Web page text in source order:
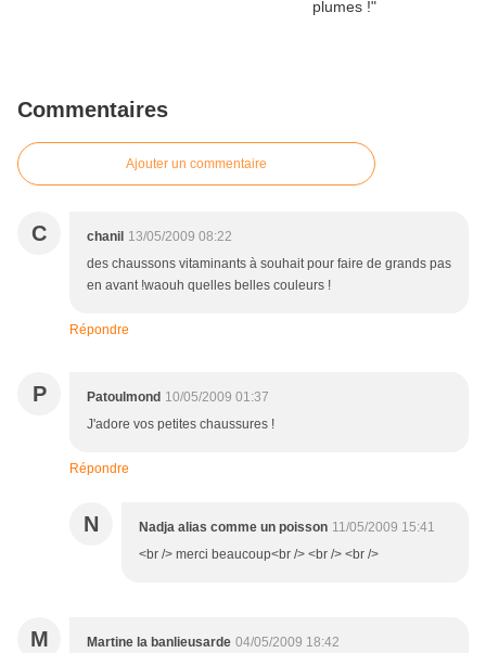
Commentaires
Ajouter un commentaire
C chanil 13/05/2009 08:22
des chaussons vitaminants à souhait pour faire de grands pas
en avant !waouh quelles belles couleurs !
Répondre
P Patoulmond 10/05/2009 01:37
J'adore vos petites chaussures !
Répondre
N Nadja alias comme un poisson 11/05/2009 15:41
<br /> merci beaucoup<br /> <br /> <br />
M Martine la banlieusarde 04/05/2009 18:42